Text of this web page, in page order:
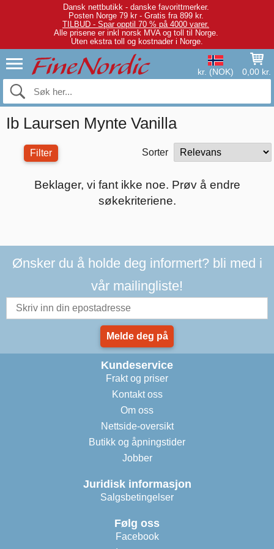
Dansk nettbutikk - danske favorittmerker.
Posten Norge 79 kr - Gratis fra 899 kr.
TILBUD - Spar opptil 70 % på 4000 varer.
Alle prisene er inkl norsk MVA og toll til Norge.
Uten ekstra toll og kostnader i Norge.
kr. (NOK) 0,00 kr.
Ib Laursen Mynte Vanilla
Filter Sorter
Beklager, vi fant ikke noe. Prøv å endre
søkekriteriene.
Ønsker du å holde deg informert? bli med i
vår mailingliste!
Melde deg på
Kundeservice
Frakt og priser
Kontakt oss
Om oss
Nettside-oversikt
Butikk og åpningstider
Jobber
Juridisk informasjon
Salgsbetingelser
Følg oss
Facebook